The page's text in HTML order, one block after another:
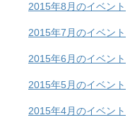
2015年8月のイベント
2015年7月のイベント
2015年6月のイベント
2015年5月のイベント
2015年4月のイベント